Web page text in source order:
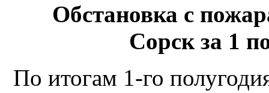
Обстановка с
Сорскза 1
По итогам 1-го